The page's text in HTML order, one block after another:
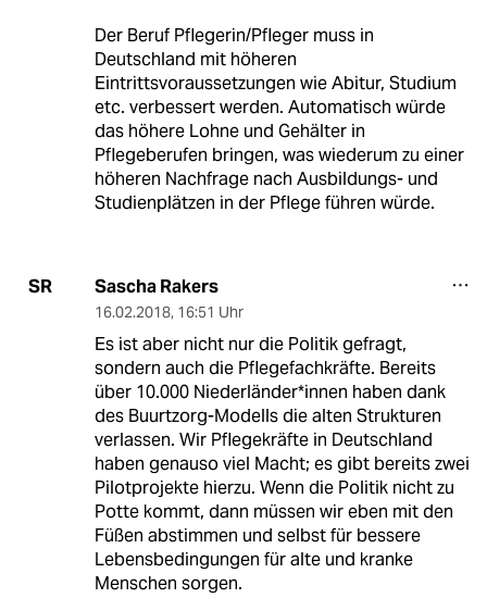
Der Beruf Pflegerin/Pfleger muss in
Deutschland mit höheren
Eintrittsvoraussetzungen wie Abitur, Studium
etc. verbessert werden. Automatisch würde
das höhere Lohne und Gehälter in
Pflegeberufen bringen, was wiederum zu einer
höheren Nachfrage nach Ausbildungs- und
Studienplätzen in der Pflege führen würde.
SR Sascha Rakers
16.02.2018, 16:51 Uhr
Es ist aber nicht nur die Politik gefragt,
sondern auch die Pflegefachkräfte. Bereits
über 10.000 Niederländer*innen haben dank
des Buurtzorg-Modells die alten Strukturen
verlassen. Wir Pflegekräfte in Deutschland
haben genauso viel Macht; es gibt bereits zwei
Pilotprojekte hierzu. Wenn die Politik nicht zu
Potte kommt, dann müssen wir eben mit den
Füßen abstimmen und selbst für bessere
Lebensbedingungen für alte und kranke
Menschen sorgen.